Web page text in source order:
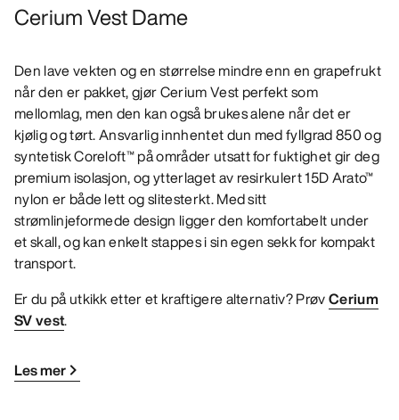
Cerium Vest Dame
Den lave vekten og en størrelse mindre enn en grapefrukt
når den er pakket, gjør Cerium Vest perfekt som
mellomlag, men den kan også brukes alene når det er
kjølig og tørt. Ansvarlig innhentet dun med fyllgrad 850 og
syntetisk Coreloft™ på områder utsatt for fuktighet gir deg
premium isolasjon, og ytterlaget av resirkulert 15D Arato™
nylon er både lett og slitesterkt. Med sitt
strømlinjeformede design ligger den komfortabelt under
et skall, og kan enkelt stappes i sin egen sekk for kompakt
transport.
Er du på utkikk etter et kraftigere alternativ? PrøvCerium
SV vest.
Les mer